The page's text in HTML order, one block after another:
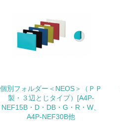
チェック
等」に関する方針、規定等を持って
リティ」に関する方針、規定等を持
個別フォルダー＜NEOS＞（ＰＰ
製・３辺とじタイプ）[A4P-
NEF15B・D・DB・G・R・W、
A4P-NEF30B他